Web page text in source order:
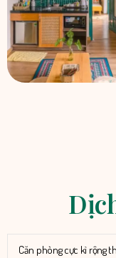
Căn phòng cực kì rộng